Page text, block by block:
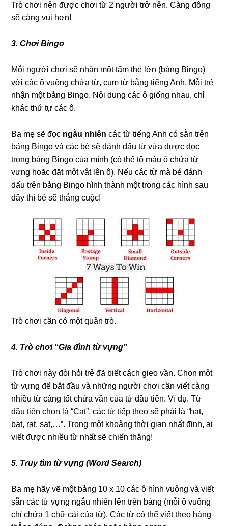
Trò chơi nên được chơi từ 2 người trở nên. Càng đông
sẽ càng vui hơn!
3. Chơi Bingo
Mỗi người chơi sẽ nhận một tấm thẻ lớn (bảng Bingo)
với các ô vuông chứa từ, cụm từ bằng tiếng Anh. Mỗi trẻ
nhận một bảng Bingo. Nội dung các ô giống nhau, chỉ
khác thứ tự các ô.
Ba mẹ sẽ đọc ngẫu nhiên các từ tiếng Anh có sẵn trên
bảng Bingo và các bé sẽ đánh dấu từ vừa được đọc
trong bảng Bingo của mình (có thể tô màu ô chứa từ
vựng hoặc đặt một vật lên ô). Nếu các từ mà bé đánh
dấu trên bảng Bingo hình thành một trong các hình sau
đây thì bé sẽ thắng cuộc!
Trò chơi cần có một quản trò.
4. Trò chơi “Gia đình từ vựng”
Trò chơi này đòi hỏi trẻ đã biết cách gieo vần. Chọn một
từ vựng để bắt đầu và những người chơi cần viết càng
nhiều từ càng tốt chứa vần của từ đầu tiên. Ví dụ. Từ
đầu tiên chọn là “Cat”, các từ tiếp theo sẽ phải là “hat,
bat, rat, sat,…”. Trong một khoảng thời gian nhất định, ai
viết được nhiều từ nhất sẽ chiến thắng!
5. Truy tìm từ vựng (Word Search)
Ba mẹ hãy vẽ một bảng 10 x 10 các ô hình vuông và viết
sẵn các từ vựng ngẫu nhiên lên trên bảng (mỗi ô vuông
chỉ chứa 1 chữ cái của từ). Các từ có thể viết theo hàng